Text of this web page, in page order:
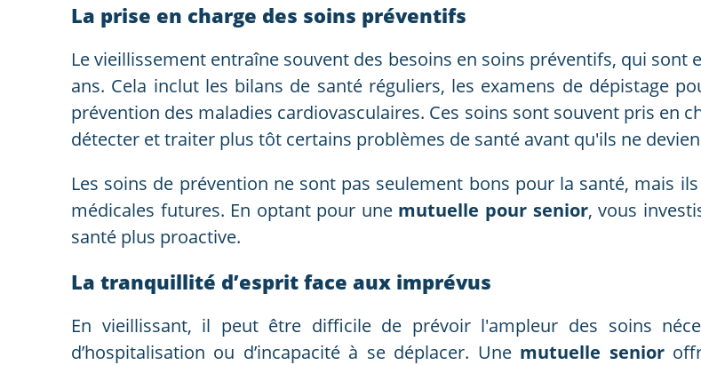
La prise en charge des soins préventifs
Le vieillissement entraîne souvent des besoins en soins préventifs, qui
ans. Cela inclut les bilans de santé réguliers, les examens de dépistage
prévention des maladies cardiovasculaires. Ces soins sont souvent pris en
détecter et traiter plus tôt certains problèmes de santé avant qu'ils ne
Les soins de prévention ne sont pas seulement bons pour la santé, mais
médicales futures. En optant pour une mutuelle pour senior, vous
santé plus proactive.
La tranquillité d’esprit face aux imprévus
En vieillissant, il peut être difficile de prévoir l'ampleur des soins
d’hospitalisation ou d’incapacité à se déplacer. Une mutuelle senior